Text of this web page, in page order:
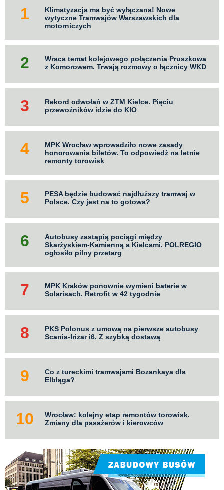
Klimatyzacja ma być wyłączana! Nowe
wytyczne Tramwajów Warszawskich dla
motorniczych
Wraca temat kolejowego połączenia Pruszkowa
z Komorowem. Trwają rozmowy o łącznicy WKD
Rekord odwołań w ZTM Kielce. Pięciu
przewoźników idzie do KIO
MPK Wrocław wprowadziło nowe zasady
honorowania biletów. To odpowiedź na letnie
remonty torowisk
PESA będzie budować najdłuższy tramwaj w
Polsce. Czy jest na to gotowa?
Autobusy zastąpią pociągi między
Skarżyskiem-Kamienną a Kielcami. POLREGIO
ogłosiło pilny przetarg
MPK Kraków ponownie wymieni baterie w
Solarisach. Retrofit w 42 tygodnie
PKS Polonus z umową na pierwsze autobusy
Scania-Irizar i6. Z szybką dostawą
Co z tureckimi tramwajami Bozankaya dla
Elbląga?
Wrocław: kolejny etap remontów torowisk.
Zmiany dla pasażerów i kierowców